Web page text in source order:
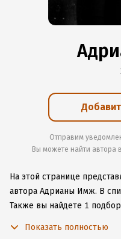
Отправим
Вы можете найти автора
На этой странице
автора Адрианы Имж. В
Также вы найдете 1
Показать полностью